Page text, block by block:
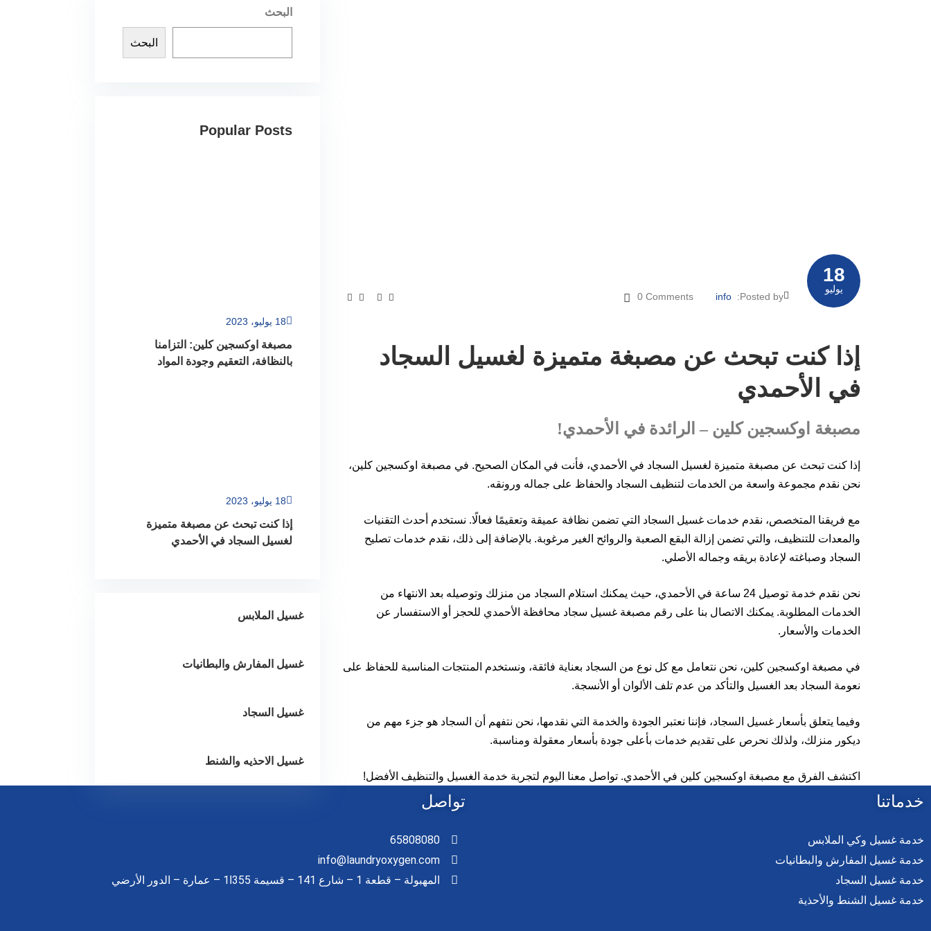
18
يوليو
Posted by:
info
0 Comments
إذا كنت تبحث عن مصبغة متميزة لغسيل السجاد
في الأحمدي
مصبغة اوكسجين كلين – الرائدة في الأحمدي!
إذا كنت تبحث عن مصبغة متميزة لغسيل السجاد في الأحمدي، فأنت في المكان الصحيح. في مصبغة اوكسجين كلين،
نحن نقدم مجموعة واسعة من الخدمات لتنظيف السجاد والحفاظ على جماله ورونقه.
مع فريقنا المتخصص، نقدم خدمات غسيل السجاد التي تضمن نظافة عميقة وتعقيمًا فعالًا. نستخدم أحدث التقنيات
والمعدات للتنظيف، والتي تضمن إزالة البقع الصعبة والروائح الغير مرغوبة. بالإضافة إلى ذلك، نقدم خدمات تصليح
السجاد وصباغته لإعادة بريقه وجماله الأصلي.
نحن نقدم خدمة توصيل 24 ساعة في الأحمدي، حيث يمكنك استلام السجاد من منزلك وتوصيله بعد الانتهاء من
الخدمات المطلوبة. يمكنك الاتصال بنا على رقم مصبغة غسيل سجاد محافظة الأحمدي للحجز أو الاستفسار عن
الخدمات والأسعار.
في مصبغة اوكسجين كلين، نحن نتعامل مع كل نوع من السجاد بعناية فائقة، ونستخدم المنتجات المناسبة للحفاظ على
نعومة السجاد بعد الغسيل والتأكد من عدم تلف الألوان أو الأنسجة.
وفيما يتعلق بأسعار غسيل السجاد، فإننا نعتبر الجودة والخدمة التي نقدمها، نحن نتفهم أن السجاد هو جزء مهم من
ديكور منزلك، ولذلك نحرص على تقديم خدمات بأعلى جودة بأسعار معقولة ومناسبة.
اكتشف الفرق مع مصبغة اوكسجين كلين في الأحمدي. تواصل معنا اليوم لتجربة خدمة الغسيل والتنظيف الأفضل!
البحث
البحث
Popular Posts
18 يوليو، 2023
مصبغة اوكسجين كلين: التزامنا
بالنظافة، التعقيم وجودة المواد
18 يوليو، 2023
إذا كنت تبحث عن مصبغة متميزة
لغسيل السجاد في الأحمدي
غسيل الملابس
غسيل المفارش والبطانيات
غسيل السجاد
غسيل الاحذيه والشنط
خدماتنا
خدمة غسيل وكي الملابس
خدمة غسيل المفارش والبطانيات
خدمة غسيل السجاد
خدمة غسيل الشنط والأحذية
تواصل
65808080
info@laundryoxygen.com
المهبولة – قطعة 1 – شارع 141 – قسيمة 355ا1 – عمارة – الدور الأرضي